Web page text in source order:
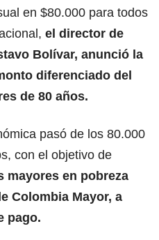
en $80.000 para todos
el director de
Bolívar, anunció la
diferenciado del
de 80 años.
pasó de los 80.000
con el objetivo de
mayores en pobreza
Colombia Mayor, a
pago.